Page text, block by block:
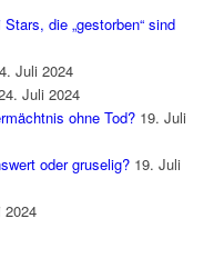
die „gestorben“ sind
Juli 2024
Juli 2024
ohne Tod? 19. Juli
oder gruselig? 19. Juli
2024